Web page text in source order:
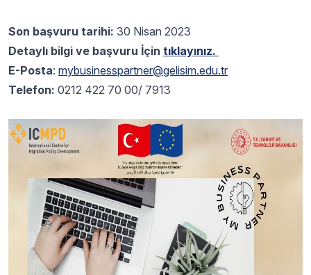
Son başvuru tarihi: 30 Nisan 2023
Detaylı bilgi ve başvuru İçin tıklayınız.
E-Posta: mybusinesspartner@gelisim.edu.tr
Telefon: 0212 422 70 00/ 7913